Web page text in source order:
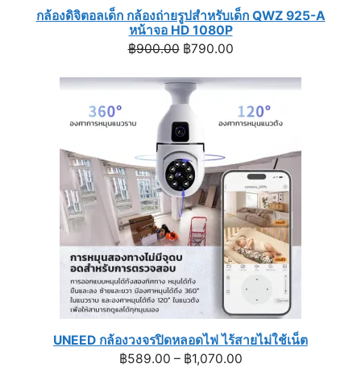
กล้องดิจิตอลเด็ก กล้องถ่ายรูปสำหรับเด็ก QWZ 925-A
หน้าจอ HD 1080P
฿900.00 Original
was:
฿900.00.
฿790.00Current
is:
฿790.00.
UNEED กล้องวงจรปิดหลอดไฟ ไร้สายไม่ใช้เน็ต
฿589.00 – ฿1,070.00Price